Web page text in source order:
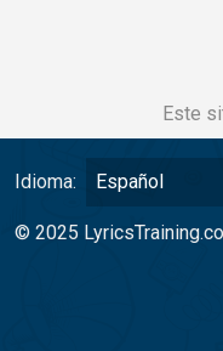
Este
Idioma: Español
© 2025